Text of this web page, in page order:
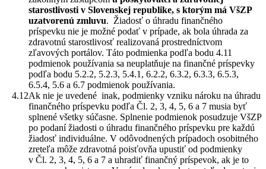
starostlivosti v Slovenskej republike, s ktorým má VšZP
uzatvorenú zmluvu. Žiadosť o úhradu finančného
príspevku nie je možné podať v prípade, ak bola úhrada za
zdravotnú starostlivosť realizovaná prostredníctvom
zľavových portálov. Táto podmienka podľa bodu 4.11
podmienok používania sa neuplatňuje na finančné príspevky
podľa bodu 5.2.2, 5.2.3, 5.4.1, 6.2.2, 6.3.2, 6.3.3, 6.5.3,
6.5.4, 5.6 a 6.7 podmienok používania.
Ak nie je uvedené inak, podmienky vzniku nároku na úhradu
finančného príspevku podľa Čl. 2, 3, 4, 5, 6 a 7 musia byť
splnené všetky súčasne. Splnenie podmienok posudzuje VšZP
po podaní žiadosti o úhradu finančného príspevku pre každú
žiadosť individuálne. V odôvodnených prípadoch osobitného
zreteľa môže zdravotná poisťovňa upustiť od podmienky
v Čl. 2, 3, 4, 5, 6 a 7 a uhradiť finančný príspevok, ak je to